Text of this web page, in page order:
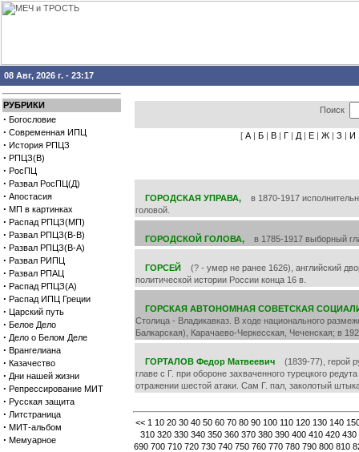
08 Авг, 2026 г. - 23:17
РУБРИКИ
· Богословие
· Современная ИПЦ
· История РПЦЗ
· РПЦЗ(В)
· РосПЦ
· Развал РосПЦ(Д)
· Апостасия
· МП в картинках
· Распад РПЦЗ(МП)
· Развал РПЦЗ(В-В)
· Развал РПЦЗ(В-А)
· Развал РИПЦ
· Развал РПАЦ
· Распад РПЦЗ(А)
· Распад ИПЦ Греции
· Царский путь
· Белое Дело
· Дело о Белом Деле
· Врангелиана
· Казачество
· Дни нашей жизни
· Репрессирование МИТ
· Русская защита
· Литстраница
· МИТ-альбом
· Мемуарное
Поиск
[ А | Б | В | Г | Д | Е | Ж | З | И
ГОРОДСКАЯ УПРАВА, в 1870-1917
головой.
ГОРОДСКОЙ ГОЛОВА, в 1785-1917 выборный
ГОРСЕЙ (? - умер не ранее 1626), английский
политической истории России конца 16 в.
ГОРСКАЯ АВТОНОМНАЯ СОВЕТСКАЯ
Столица - Владикавказ. В ходе национального
Балкарская), Карачаево-Черкесская, Чеченская; в
ГОРТАЛОВ Федор Матвеевич (1839-77), герой
главе с Г. при обороне захваченного турецкого
отражении шестой атаки. Сам Г. пал, заколотый
<< 1 10 20 30 40 50 60 70 80 90 100 110 120 130 140
310 320 330 340 350 360 370 380 390 400 410 420 430
690 700 710 720 730 740 750 760 770 780 790 800 810